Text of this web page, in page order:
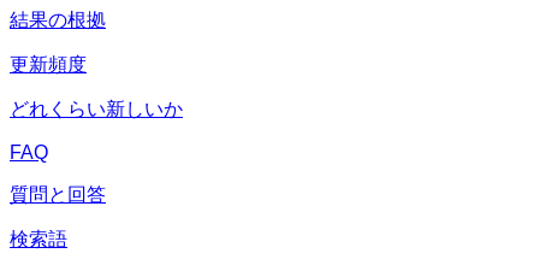
結果の根拠
更新頻度
どれくらい新しいか
FAQ
質問と回答
検索語